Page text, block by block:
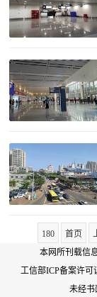
180 首页
本网所刊载信
工信部ICP备案许可
未经书